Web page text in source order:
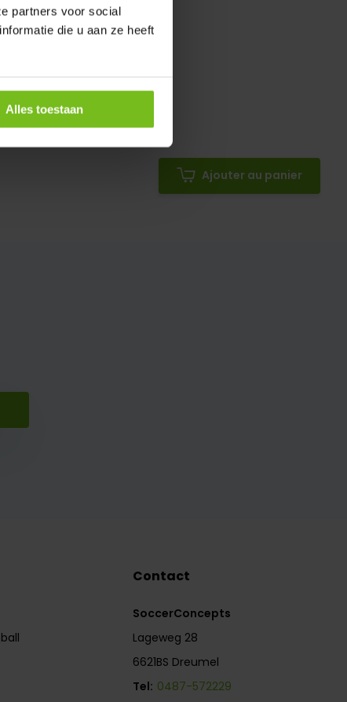
partners voor social
die u aan ze heeft
Alles toestaan
Ajouter au panier
Contact
SoccerConcepts
Lageweg 28
6621BS Dreumel
Tel: 0487-572229